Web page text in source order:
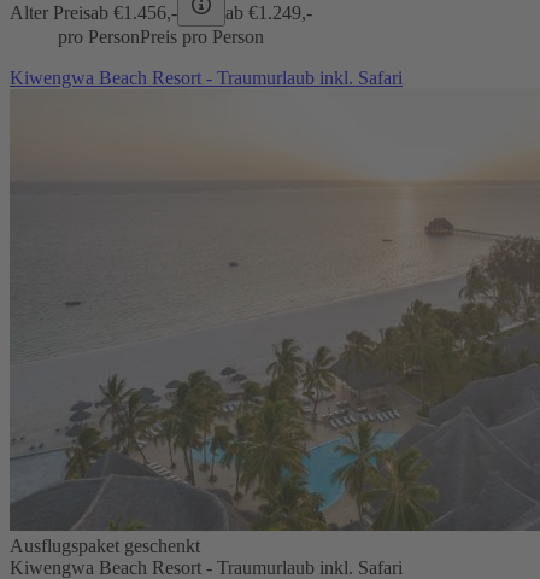
Alter Preisab €1.456,- ab €1.249,-
pro PersonPreis pro Person
Kiwengwa Beach Resort - Traumurlaub inkl. Safari
Ausflugspaket geschenkt
Kiwengwa Beach Resort - Traumurlaub inkl. Safari